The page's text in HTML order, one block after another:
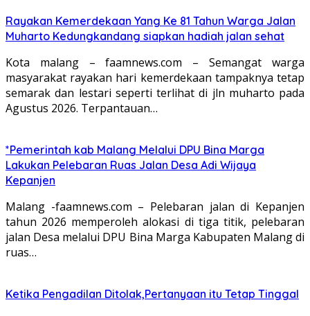
Rayakan Kemerdekaan Yang Ke 81 Tahun Warga Jalan
Muharto Kedungkandang siapkan hadiah jalan sehat
Kota malang – faamnews.com – Semangat warga
masyarakat rayakan hari kemerdekaan tampaknya tetap
semarak dan lestari seperti terlihat di jln muharto pada
Agustus 2026. Terpantauan…
*Pemerintah kab Malang Melalui DPU Bina Marga
Lakukan Pelebaran Ruas Jalan Desa Adi Wijaya
Kepanjen
Malang -faamnews.com – Pelebaran jalan di Kepanjen
tahun 2026 memperoleh alokasi di tiga titik, pelebaran
jalan Desa melalui DPU Bina Marga Kabupaten Malang di
ruas…
Ketika Pengadilan Ditolak,Pertanyaan itu Tetap Tinggal